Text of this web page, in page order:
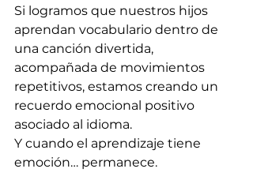
Si logramos que nuestros hijos
aprendan vocabulario dentro de
una canción divertida,
acompañada de movimientos
repetitivos, estamos creando un
recuerdo emocional positivo
asociado al idioma.
Y cuando el aprendizaje tiene
emoción… permanece.